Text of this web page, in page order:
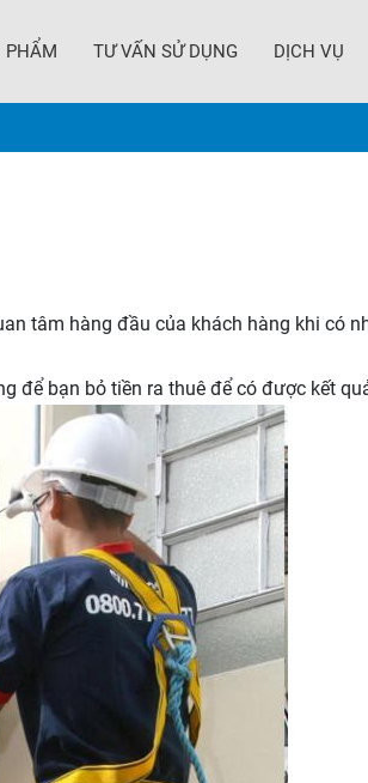
PHẨM TƯ VẤN SỬ DỤNG DỊCH VỤ
tâm hàng đầu của khách hàng khi có
để bạn bỏ tiền ra thuê để có được kết